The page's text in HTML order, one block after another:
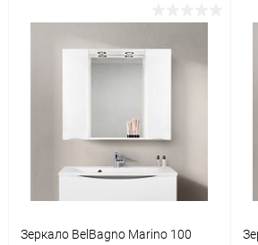
В корзину
Зеркало BelBagno Marino 100